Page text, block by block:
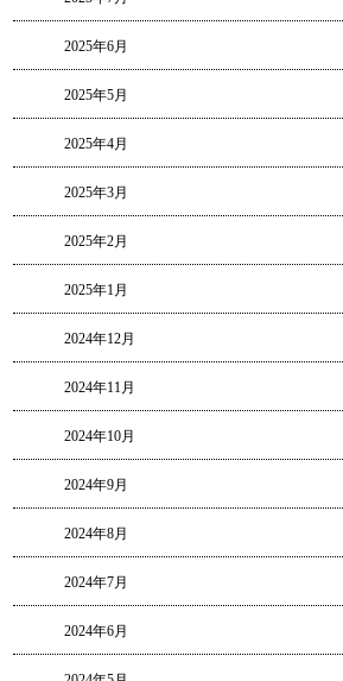
2025年6月
2025年5月
2025年4月
2025年3月
2025年2月
2025年1月
2024年12月
2024年11月
2024年10月
2024年9月
2024年8月
2024年7月
2024年6月